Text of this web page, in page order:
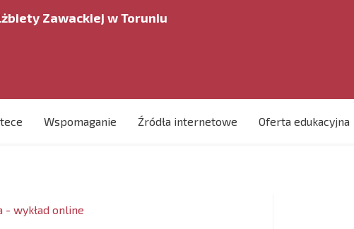
Zawackiej w Toruniu
Wspomaganie Źródła internetowe Oferta edukacyjna
wykład online